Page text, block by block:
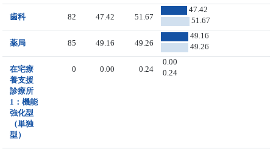
歯科 82 47.42 51.67
47.42
51.67
薬局 85 49.16 49.26
49.16
49.26
在宅療
養支援
診療所
1：機能
強化型
（単独
型）
0 0.00 0.24
0.00
0.24